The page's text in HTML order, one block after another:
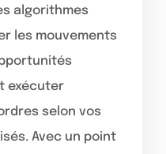
algorithmes
les mouvements
exécuter
selon vos
Avec un point